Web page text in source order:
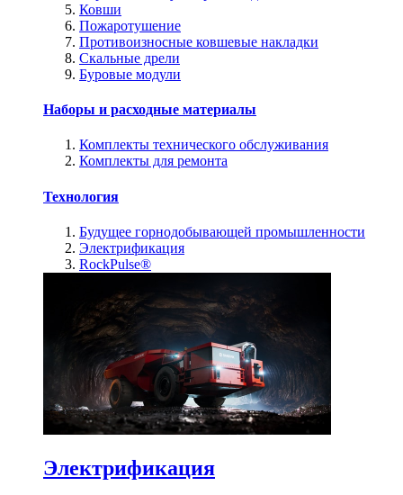
Ковши
Пожаротушение
Противоизносные ковшевые накладки
Скальные дрели
Буровые модули
Наборы и расходные материалы
Комплекты технического обслуживания
Комплекты для ремонта
Технология
Будущее горнодобывающей промышленности
Электрификация
RockPulse®
Электрификация